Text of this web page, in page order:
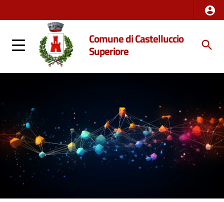
Comune di Castelluccio
Superiore